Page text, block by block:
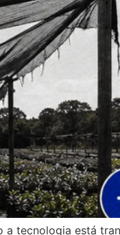
tecnologia está